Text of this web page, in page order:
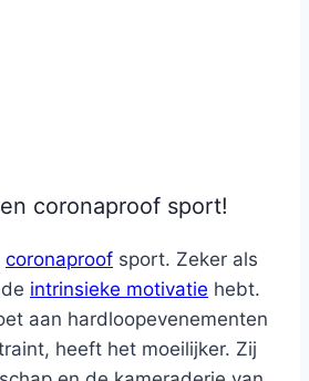
coronaproof sport!
coronaproof sport. Zeker als
intrinsieke motivatie hebt.
aan hardloopevenementen
heeft het moeilijker. Zij